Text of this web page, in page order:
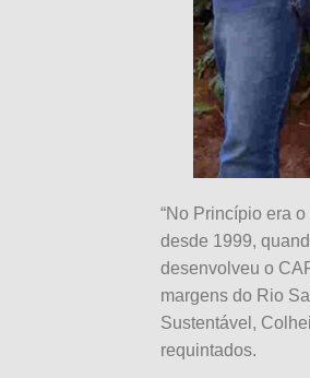
“No Princípio era
desde 1999,
desenvolveu o
margens do Rio
Sustentável,
requintados.